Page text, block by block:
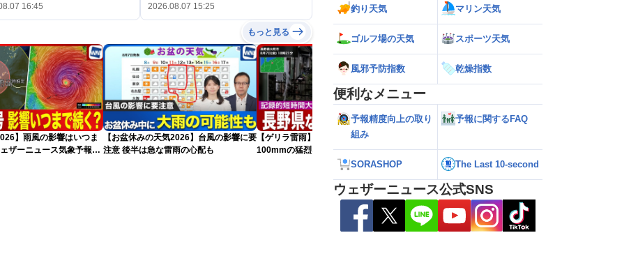
16:45 2026.08.07 15:25
もっと見る
】雨風の影響はいつま
ザーニュース気象予報士
【お盆休みの天気2026】台風の影響に要
注意 後半は急な雷雨の心配も
【ゲリラ雷雨】長野県で1時間に約
100mmの猛烈な雨／気象防災速報・記
強い」勢力に再発達 荒天に厳重警戒を
（7日18時最新情報）
釣り天気 マリン天気
ゴルフ場の天気 スポーツ天気
風邪予防指数 乾燥指数
便利なメニュー
予報精度向上の取り
組み
予報に関するFAQ
SORASHOP The Last 10-second
ウェザーニュース公式SNS